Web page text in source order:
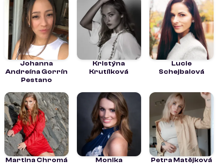
Johanna
Andreína Gorrín
Pestano
Kristýna
Krutílková
Lucie
Schejbalová
Martina Chromá
Monika
Petra Matějková